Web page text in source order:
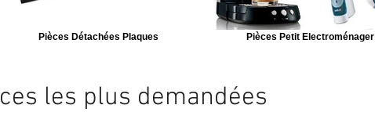
Pièces Détachées Plaques Pièces Petit Electroménager
les plus demandées